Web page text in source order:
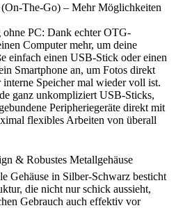
The-Go) – Mehr Möglichkeiten
ohne PC: Dank echter OTG-
Computer mehr, um deine
einfach einen USB-Stick oder einen
Smartphone an, um Fotos direkt
Speicher mal wieder voll ist.
ganz unkompliziert USB-Sticks,
Peripheriegeräte direkt mit
flexibles Arbeiten von überall
& Robustes Metallgehäuse
Gehäuse in Silber-Schwarz besticht
die nicht nur schick aussieht,
Gebrauch auch effektiv vor